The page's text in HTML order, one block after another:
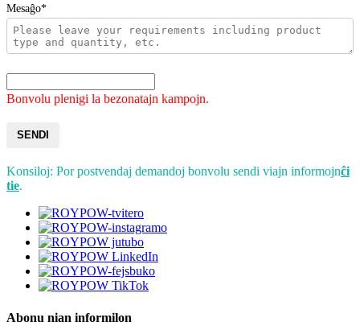
Mesaĝo*
Bonvolu plenigi la bezonatajn kampojn.
SENDI
Konsiloj: Por postvendaj demandoj bonvolu sendi viajn informojnĉi
tie.
Abonu nian informilon